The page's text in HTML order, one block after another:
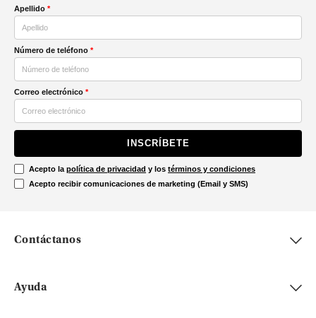
Apellido *
Número de teléfono *
Correo electrónico *
INSCRÍBETE
Acepto la política de privacidad y los términos y condiciones
Acepto recibir comunicaciones de marketing (Email y SMS)
Contáctanos
Ayuda